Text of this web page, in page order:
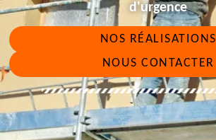
d'urgence
NOS RÉALISATIONS
NOUS CONTACTER